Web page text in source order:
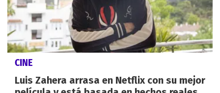
CINE
Luis Zahera arrasa en Netflix con su mejor